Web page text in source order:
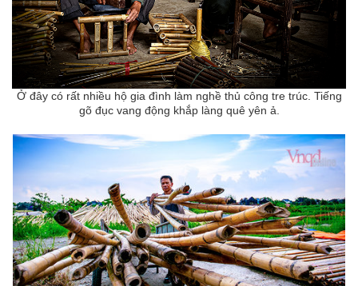
Ở đây có rất nhiều hộ gia đình làm nghề thủ công tre trúc. Tiếng
gõ đục vang động khắp làng quê yên ả.